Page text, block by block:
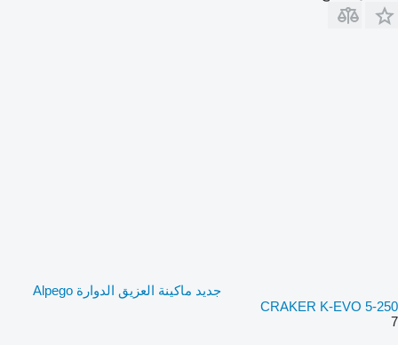
جديد ماكينة العزيق الدوارة Alpego
CRAKER K-EVO 5-250
7